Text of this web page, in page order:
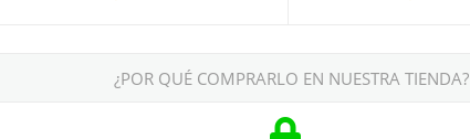
¿POR QUÉ COMPRARLO EN NUESTRA TIENDA?